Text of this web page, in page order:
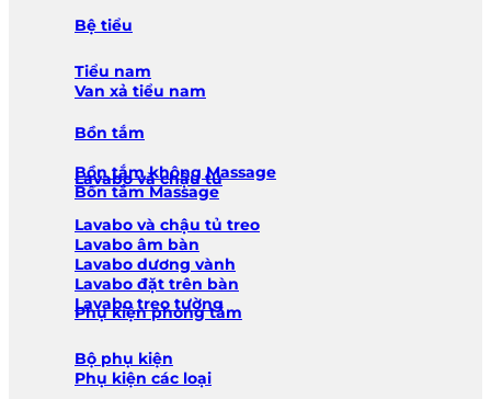
Bệ tiểu
Tiểu nam
Van xả tiểu nam
Bồn tắm
Bồn tắm không Massage
Bồn tắm Massage
Lavabo và chậu tủ
Lavabo và chậu tủ treo
Lavabo âm bàn
Lavabo dương vành
Lavabo đặt trên bàn
Lavabo treo tường
Phụ kiện phòng tắm
Bộ phụ kiện
Phụ kiện các loại